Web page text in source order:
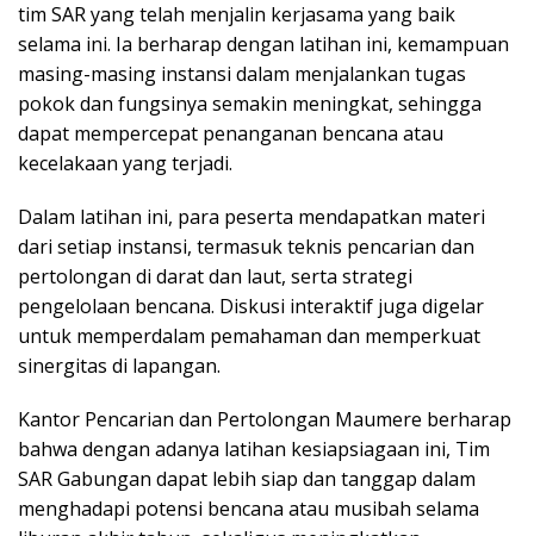
tim SAR yang telah menjalin kerjasama yang baik
selama ini. Ia berharap dengan latihan ini, kemampuan
masing-masing instansi dalam menjalankan tugas
pokok dan fungsinya semakin meningkat, sehingga
dapat mempercepat penanganan bencana atau
kecelakaan yang terjadi.
Dalam latihan ini, para peserta mendapatkan materi
dari setiap instansi, termasuk teknis pencarian dan
pertolongan di darat dan laut, serta strategi
pengelolaan bencana. Diskusi interaktif juga digelar
untuk memperdalam pemahaman dan memperkuat
sinergitas di lapangan.
Kantor Pencarian dan Pertolongan Maumere berharap
bahwa dengan adanya latihan kesiapsiagaan ini, Tim
SAR Gabungan dapat lebih siap dan tanggap dalam
menghadapi potensi bencana atau musibah selama